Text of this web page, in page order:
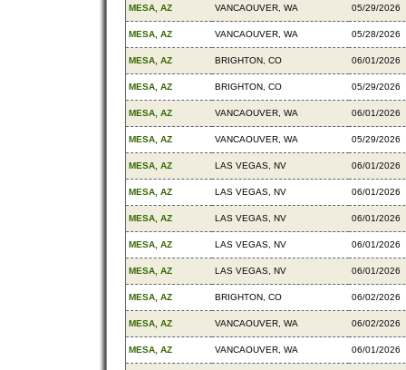
MESA, AZ VANCAOUVER, WA 05/29/2026
MESA, AZ VANCAOUVER, WA 05/28/2026
MESA, AZ BRIGHTON, CO 06/01/2026
MESA, AZ BRIGHTON, CO 05/29/2026
MESA, AZ VANCAOUVER, WA 06/01/2026
MESA, AZ VANCAOUVER, WA 05/29/2026
MESA, AZ LAS VEGAS, NV 06/01/2026
MESA, AZ LAS VEGAS, NV 06/01/2026
MESA, AZ LAS VEGAS, NV 06/01/2026
MESA, AZ LAS VEGAS, NV 06/01/2026
MESA, AZ LAS VEGAS, NV 06/01/2026
MESA, AZ BRIGHTON, CO 06/02/2026
MESA, AZ VANCAOUVER, WA 06/02/2026
MESA, AZ VANCAOUVER, WA 06/01/2026